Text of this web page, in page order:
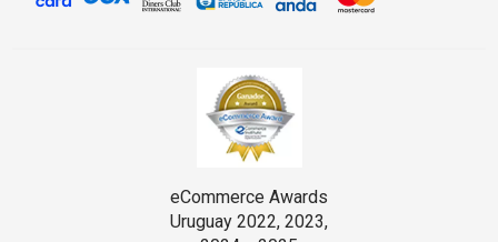
eCommerce Awards
Uruguay 2022, 2023,